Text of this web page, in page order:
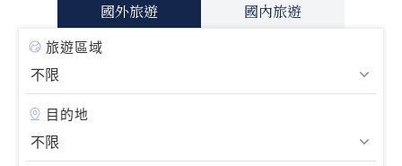
國外旅遊 國內旅遊
旅遊區域
目的地